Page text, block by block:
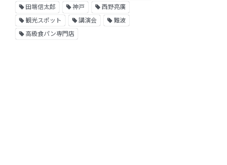
田端信太郎
神戸
西野亮廣
観光スポット
講演会
難波
高級食パン専門店